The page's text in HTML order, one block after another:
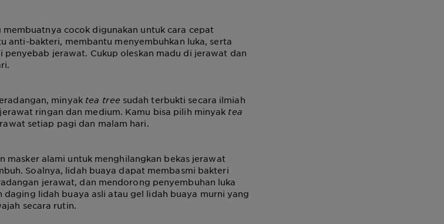
cocok digunakan untuk cara cepat
anti-bakteri, membantu menyembuhkan luka, serta
jerawat. Cukup oleskan madu di jerawat dan
minyak tea tree sudah terbukti secara ilmiah
ringan dan medium. Kamu bisa pilih minyak tea
setiap pagi dan malam hari.
masker alami untuk menghilangkan bekas jerawat
Soalnya, lidah buaya dapat membasmi bakteri
jerawat, dan mendorong penyembuhan luka
lidah buaya asli atau gel lidah buaya murni yang
secara rutin.